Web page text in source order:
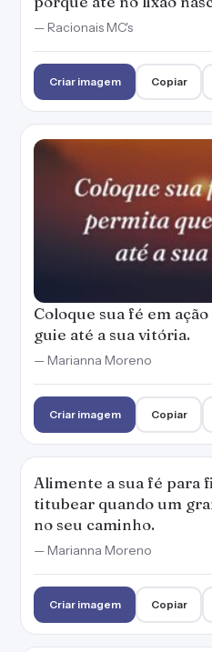
— Racionais MC's
Criar imagem Copiar
Coloque sua fé em
guie até a sua vitória.
— Marianna Moreno
Criar imagem Copiar
Alimente a sua fé para
titubear quando um
no seu caminho.
— Marianna Moreno
Criar imagem Copiar